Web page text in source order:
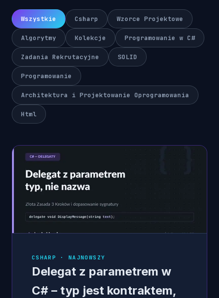
Wszystkie Csharp Wzorce Projektowe
Algorytmy Kolekcje Programowanie w C#
Zadania Rekrutacyjne SOLID
Programowanie
Architektura i Projektowanie Oprogramowania
Html
CSHARP · NAJNOWSZY
Delegat z parametrem w
C# – typ jest kontraktem,